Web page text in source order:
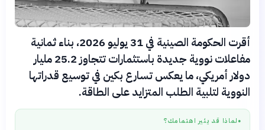
أقرت الحكومة الصينية في 31 يوليو 2026، بناء ثمانية
مفاعلات نووية جديدة باستثمارات تتجاوز 25.2 مليار
دولار أمريكي، ما يعكس تسارع بكين في توسيع قدراتها
النووية لتلبية الطلب المتزايد على الطاقة.
● لماذا قد يثير اهتمامك؟